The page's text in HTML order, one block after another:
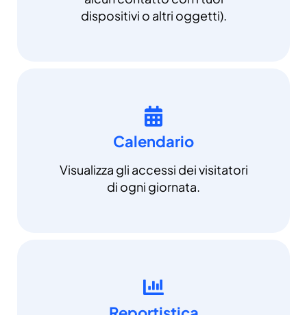
dispositivi o altri oggetti).
Calendario
Visualizza gli accessi dei visitatori
di ogni giornata.